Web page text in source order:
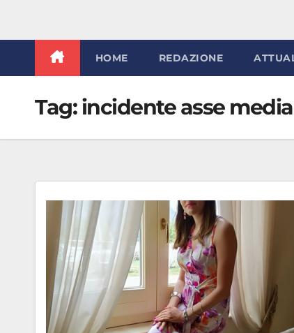
HOME REDAZIONE
Tag:incidente asse